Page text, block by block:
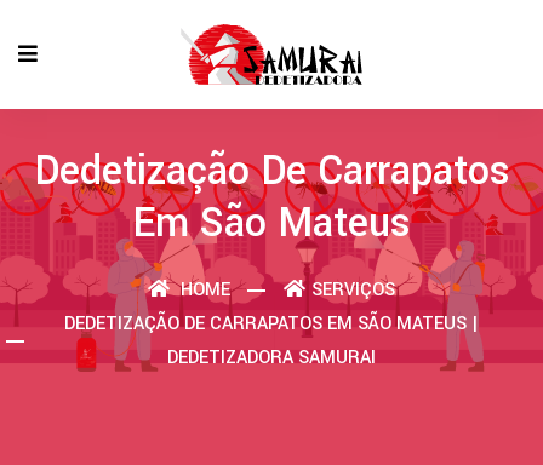
Dedetização De Carrapatos
Em São Mateus
HOME
SERVIÇOS
DEDETIZAÇÃO DE CARRAPATOS EM SÃO MATEUS |
DEDETIZADORA SAMURAI